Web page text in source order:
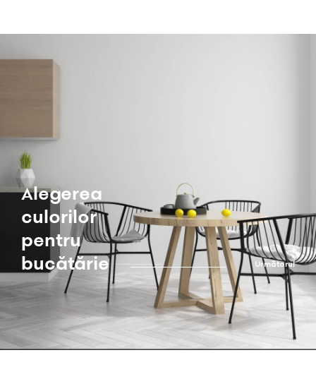
Alegerea
culorilor
pentru
bucătărie
Următorul